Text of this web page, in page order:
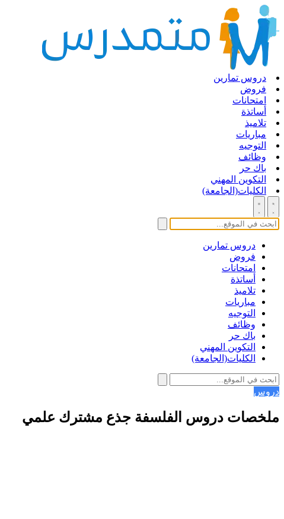
دروس تمارين
فروض
امتحانات
أساتذة
تلاميذ
مباريات
التوجيه
وظائف
باك حر
التكوين المهني
الكليات(الجامعة)
دروس تمارين
فروض
امتحانات
أساتذة
تلاميذ
مباريات
التوجيه
وظائف
باك حر
التكوين المهني
الكليات(الجامعة)
دروس
ملخصات دروس الفلسفة جذع مشترك علمي